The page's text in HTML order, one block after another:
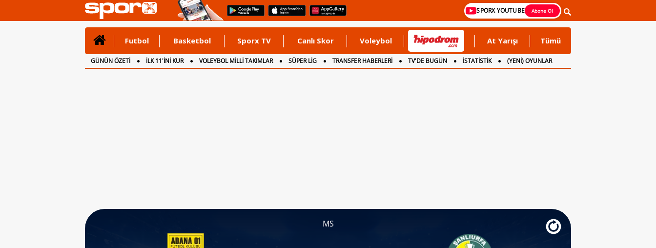
SPORX YOUTUBE Abone Ol
Futbol Basketbol Sporx TV Canlı Skor Voleybol At Yarışı Tümü
GÜNÜN ÖZETİ İLK 11'İNİ KUR VOLEYBOL MİLLİ TAKIMLAR SÜPER LİG TRANSFER HABERLERİ TV'DE BUGÜN İSTATİSTİK
(YENİ) OYUNLAR
CANLI ANLATIM
İNGİLTERE
MS